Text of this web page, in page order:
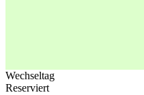
Wechseltag
Reserviert